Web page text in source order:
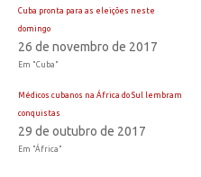
Cuba pronta para as eleições neste
domingo
26 de novembro de 2017
Em "Cuba"
Médicos cubanos na África do Sul lembram
conquistas
29 de outubro de 2017
Em "África"